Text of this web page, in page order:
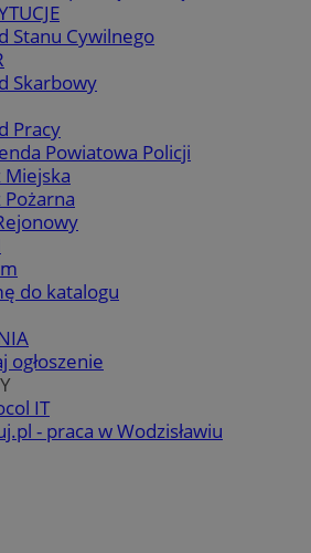
Stanu Cywilnego
Skarbowy
Pracy
Powiatowa Policji
Miejska
Pożarna
do katalogu
ogłoszenie
IT
- praca w Wodzisławiu